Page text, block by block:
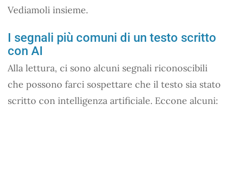
Vediamoli insieme.
I segnali più comuni di un testo scritto
con AI
Alla lettura, ci sono alcuni segnali riconoscibili
che possono farci sospettare che il testo sia stato
scritto con intelligenza artificiale. Eccone alcuni: